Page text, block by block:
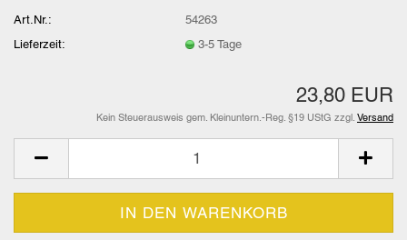
Art.Nr.:
54263
Lieferzeit:
3-5 Tage
23,80 EUR
Kein Steuerausweis gem. Kleinuntern.-Reg. §19 UStG zzgl. Versand